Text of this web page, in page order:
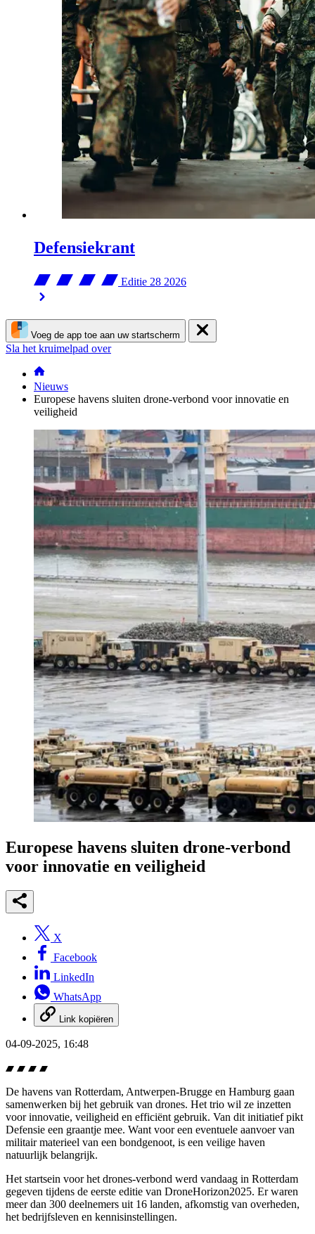
Defensiekrant
Editie 28 2026
Voeg de app toe aan uw startscherm
Sla het kruimelpad over
Nieuws
Europese havens sluiten drone-verbond voor innovatie en
veiligheid
Europese havens sluiten drone-verbond
voor innovatie en veiligheid
X
Facebook
LinkedIn
WhatsApp
Link kopiëren
04-09-2025, 16:48
De havens van Rotterdam, Antwerpen-Brugge en Hamburg gaan
samenwerken bij het gebruik van drones. Het trio wil ze inzetten
voor innovatie, veiligheid en efficiënt gebruik. Van dit initiatief pikt
Defensie een graantje mee. Want voor een eventuele aanvoer van
militair materieel van een bondgenoot, is een veilige haven
natuurlijk belangrijk.
Het startsein voor het drones-verbond werd vandaag in Rotterdam
gegeven tijdens de eerste editie van DroneHorizon2025. Er waren
meer dan 300 deelnemers uit 16 landen, afkomstig van overheden,
het bedrijfsleven en kennisinstellingen.